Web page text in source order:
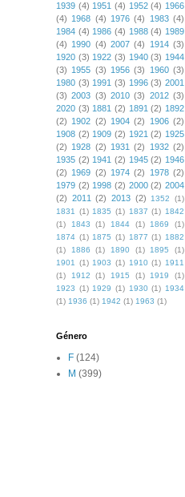
1939 (4) 1951 (4) 1952 (4) 1966
(4) 1968 (4) 1976 (4) 1983 (4)
1984 (4) 1986 (4) 1988 (4) 1989
(4) 1990 (4) 2007 (4) 1914 (3)
1920 (3) 1922 (3) 1940 (3) 1944
(3) 1955 (3) 1956 (3) 1960 (3)
1980 (3) 1991 (3) 1996 (3) 2001
(3) 2003 (3) 2010 (3) 2012 (3)
2020 (3) 1881 (2) 1891 (2) 1892
(2) 1902 (2) 1904 (2) 1906 (2)
1908 (2) 1909 (2) 1921 (2) 1925
(2) 1928 (2) 1931 (2) 1932 (2)
1935 (2) 1941 (2) 1945 (2) 1946
(2) 1969 (2) 1974 (2) 1978 (2)
1979 (2) 1998 (2) 2000 (2) 2004
(2) 2011 (2) 2013 (2) 1352
(1)
1831 (1) 1835 (1) 1837 (1) 1842
(1)
1843 (1) 1844 (1) 1869
(1)
1874 (1) 1875 (1) 1877 (1) 1882
(1)
1886 (1) 1890 (1) 1895
(1)
1901 (1) 1903 (1) 1910 (1) 1911
(1)
1912 (1) 1915 (1) 1919
(1)
1923 (1) 1929 (1) 1930 (1) 1934
(1) 1936 (1) 1942 (1) 1963 (1)
Género
F (124)
M (399)